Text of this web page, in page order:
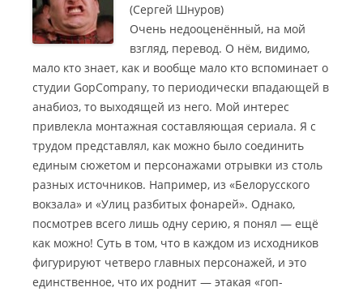
(Сергей Шнуров)
Очень недооценённый, на мой
взгляд, перевод. О нём, видимо,
мало кто знает, как и вообще мало кто вспоминает о
студии GopCompany, то периодически впадающей в
анабиоз, то выходящей из него. Мой интерес
привлекла монтажная составляющая сериала. Я с
трудом представлял, как можно было соединить
единым сюжетом и персонажами отрывки из столь
разных источников. Например, из «Белорусского
вокзала» и «Улиц разбитых фонарей». Однако,
посмотрев всего лишь одну серию, я понял — ещё
как можно! Суть в том, что в каждом из исходников
фигурируют четверо главных персонажей, и это
единственное, что их роднит — этакая «гоп-